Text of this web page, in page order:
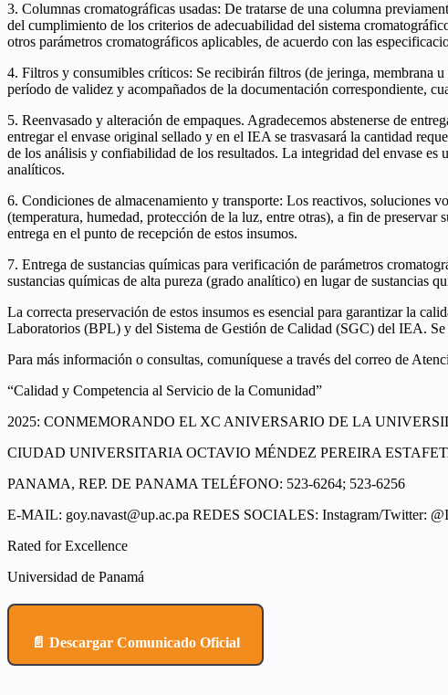
3. Columnas cromatográficas usadas: De tratarse de una columna
del cumplimiento de los criterios de adecuabilidad del sistema
otros parámetros cromatográficos aplicables, de acuerdo con las
4. Filtros y consumibles críticos: Se recibirán filtros (de jeringa, membrana
período de validez y acompañados de la documentación correspondiente,
5. Reenvasado y alteración de empaques. Agradecemos abstenerse de
entregar el envase original sellado y en el IEA se trasvasará la cantidad
de los análisis y confiabilidad de los resultados. La integridad del envase
analíticos.
6. Condiciones de almacenamiento y transporte: Los reactivos, soluciones
(temperatura, humedad, protección de la luz, entre otras), a fin de
entrega en el punto de recepción de estos insumos.
7. Entrega de sustancias químicas para verificación de parámetros
sustancias químicas de alta pureza (grado analítico) en lugar de sustancias
La correcta preservación de estos insumos es esencial para garantizar la
Laboratorios (BPL) y del Sistema de Gestión de Calidad (SGC) del IEA.
Para más información o consultas, comuníquese a través del correo de
“Calidad y Competencia al Servicio de la Comunidad”
2025: CONMEMORANDO EL XC ANIVERSARIO DE LA
CIUDAD UNIVERSITARIA OCTAVIO MÉNDEZ PEREIRA
PANAMA, REP. DE PANAMA TELÉFONO: 523-6264; 523-6256
E-MAIL: goy.navast@up.ac.pa REDES SOCIALES: Instagram/Twitter:
Rated for Excellence
Universidad de Panamá
📄 Descargar Comunicado Oficial